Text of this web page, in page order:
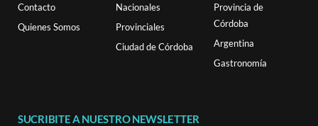
Contacto
Quienes Somos
Nacionales
Provinciales
Ciudad de Córdoba
Provincia de
Córdoba
Argentina
Gastronomía
SUCRIBITE A NUESTRO NEWSLETTER